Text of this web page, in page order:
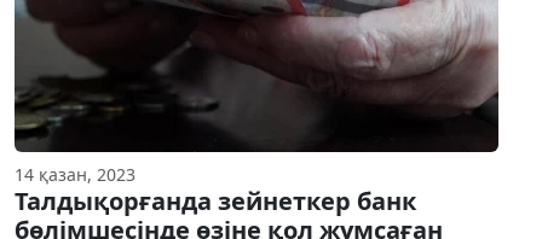
14 қазан, 2023
Талдықорғанда зейнеткер банк
бөлімшесінде өзіне қол жұмсаған